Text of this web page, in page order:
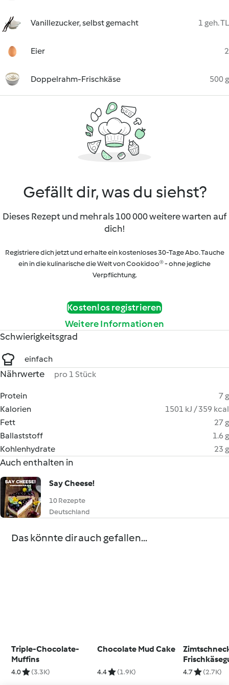
Vanillezucker, selbst gemacht 1 geh. TL
Eier 2
Doppelrahm-Frischkäse 500 g
Gefällt dir, was du siehst?
Dieses Rezept und mehr als 100 000 weitere warten auf
dich!
Registriere dich jetzt und erhalte ein kostenloses 30-Tage Abo. Tauche
ein in die kulinarische die Welt von Cookidoo® - ohne jegliche
Verpflichtung.
Kostenlos registrieren
Weitere Informationen
Schwierigkeitsgrad
einfach
Nährwerte pro 1 Stück
Protein
7 g
Kalorien
1501 kJ / 359 kcal
Fett
27 g
Ballaststoff
1.6 g
Kohlenhydrate
23 g
Auch enthalten in
Say Cheese!
10 Rezepte
Deutschland
Das könnte dir auch gefallen...
Triple-Chocolate-
Muffins
4.0 (3.3K)
Chocolate Mud Cake
4.4 (1.9K) 4.7 (2.7K)